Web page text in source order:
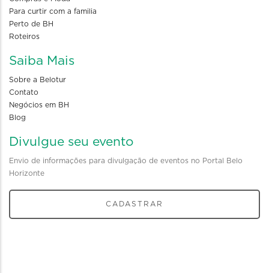
Para curtir com a familia
Perto de BH
Roteiros
Saiba Mais
Sobre a Belotur
Contato
Negócios em BH
Blog
Divulgue seu evento
Envio de informações para divulgação de eventos no Portal Belo
Horizonte
CADASTRAR